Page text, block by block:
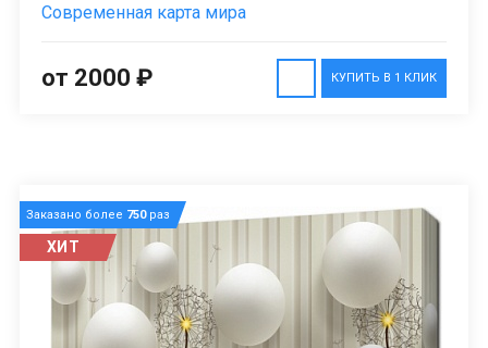
Современная карта мира
КУПИТЬ В 1 КЛИК
от 2000 ₽
Заказано более 750раз
ХИТ